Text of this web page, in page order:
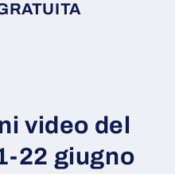
video del
22 giugno